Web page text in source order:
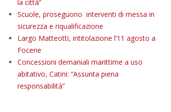
la città”
Scuole, proseguono interventi di messa in
sicurezza e riqualificazione
Largo Matteotti, intitolazione l’11 agosto a
Focene
Concessioni demaniali marittime a uso
abitativo, Catini: “Assunta piena
responsabilità”